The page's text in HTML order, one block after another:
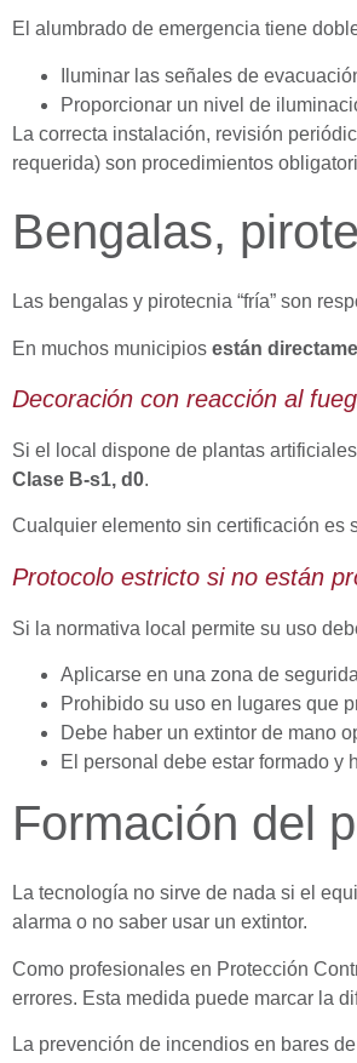
El alumbrado de emergencia tiene
Iluminar las señales de
Proporcionar un nivel de
La correcta instalación, revisión
requerida) son procedimientos
Bengalas,
Las bengalas y pirotecnia “fría” son
En muchos municipios están
Decoración con reacción al
Si el local dispone de plantas
Clase B-s1, d0.
Cualquier elemento sin certificación es
Protocolo estricto si no están
Si la normativa local permite su uso
Aplicarse en una zona de
Prohibido su uso en lugares que
Debe haber un extintor de mano
El personal debe estar formado y
Formación del
La tecnología no sirve de nada si el
alarma o no saber usar un extintor.
Como profesionales en Protección
errores. Esta medida puede marcar la
La prevención de incendios en bares